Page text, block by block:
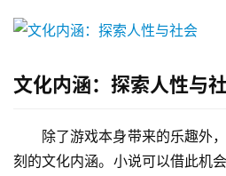
文化内涵：探索人性与
除了游戏本身带来的乐趣外
刻的文化内涵。小说可以借此机